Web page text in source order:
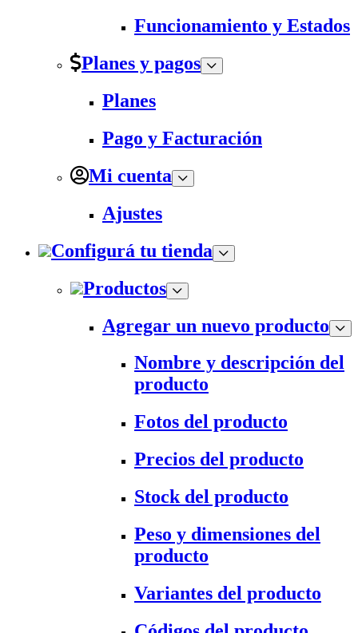
Funcionamiento y Estados
Planes y pagos
Planes
Pago y Facturación
Mi cuenta
Ajustes
Configurá tu tienda
Productos
Agregar un nuevo producto
Nombre y descripción del
producto
Fotos del producto
Precios del producto
Stock del producto
Peso y dimensiones del
producto
Variantes del producto